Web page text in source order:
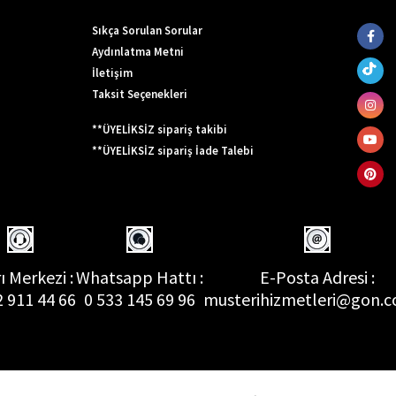
Sıkça Sorulan Sorular
Aydınlatma Metni
İletişim
Taksit Seçenekleri
**ÜYELİKSİZ sipariş takibi
**ÜYELİKSİZ sipariş İade Talebi
Merkezi :
911 44 66
Whatsapp Hattı :
0 533 145 69 96
E-Posta Adresi :